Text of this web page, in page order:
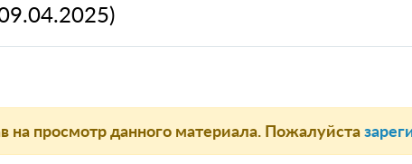
на просмотр данного материала. Пожалуйста